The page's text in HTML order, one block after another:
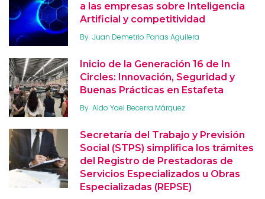
a las empresas sobre Inteligencia
Artificial y competitividad
By Juan Demetrio Panas Aguilera
Inicio de la Generación 16 de In
Circles: Innovación, Seguridad y
Buenas Prácticas en Estafeta
By Aldo Yael Becerra Márquez
Secretaría del Trabajo y Previsión
Social (STPS) simplifica los trámites
del Registro de Prestadoras de
Servicios Especializados u Obras
Especializadas (REPSE)